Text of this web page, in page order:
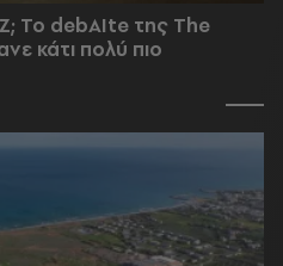
Το debAIte της The
κάτι πολύ πιο